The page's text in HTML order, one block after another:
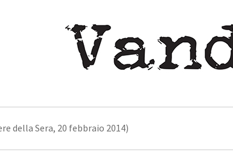
della Sera, 20 febbraio 2014)